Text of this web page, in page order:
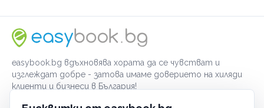
easybook.bg вдъхновява хората да се чувстват и
изглеждат добре - затова имаме доверието на хиляди
клиенти и бизнеси в България!